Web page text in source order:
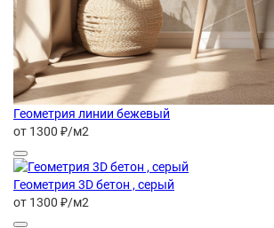
Геометрия линии бежевый
от 1300 ₽/м2
Геометрия 3D бетон , серый
от 1300 ₽/м2